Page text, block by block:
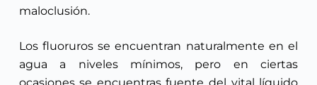
maloclusión.
Los fluoruros se encuentran naturalmente en el
agua a niveles mínimos, pero en ciertas
ocasiones se encuentras fuente del vital líquido